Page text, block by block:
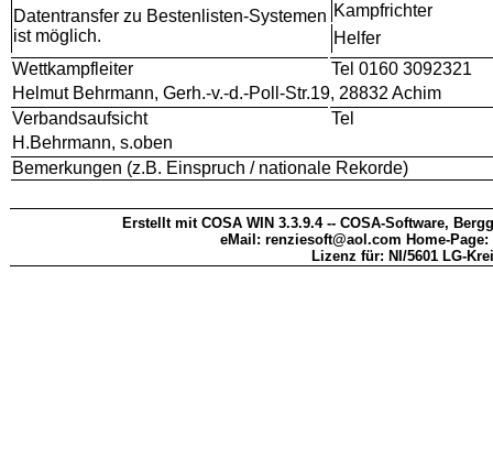
Datentransfer zu Bestenlisten-Systemen
ist möglich.
Kampfrichter
Helfer
Wettkampfleiter
Tel 0160 3092321
Helmut Behrmann, Gerh.-v.-d.-Poll-Str.19, 28832 Achim
Verbandsaufsicht
Tel
H.Behrmann, s.oben
Bemerkungen (z.B. Einspruch / nationale Rekorde)
Erstellt mit COSA WIN 3.3.9.4 -- COSA-Software,
eMail: renziesoft@aol.com Home-Page:
Lizenz für: NI/5601 LG-